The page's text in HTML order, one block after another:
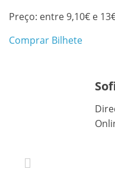
Preço: entre 9,10€ e
Comprar Bilhete